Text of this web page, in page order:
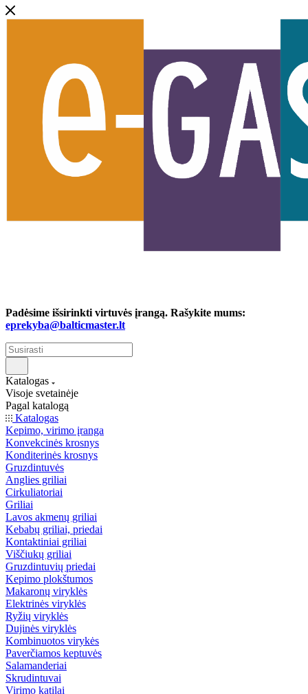
Padėsime išsirinkti virtuvės įrangą. Rašykite mums:
eprekyba@balticmaster.lt
Katalogas
Visoje svetainėje
Pagal katalogą
Katalogas
Kepimo, virimo įranga
Konvekcinės krosnys
Konditerinės krosnys
Gruzdintuvės
Anglies griliai
Cirkuliatoriai
Griliai
Lavos akmenų griliai
Kebabų griliai, priedai
Kontaktiniai griliai
Viščiukų griliai
Gruzdintuvių priedai
Kepimo plokštumos
Makaronų viryklės
Elektrinės viryklės
Ryžių viryklės
Dujinės viryklės
Kombinuotos virykės
Paverčiamos keptuvės
Salamanderiai
Skrudintuvai
Virimo katilai